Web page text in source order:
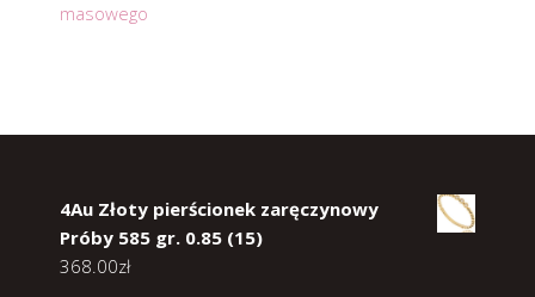
masowego
4Au Złoty pierścionek zaręczynowy
Próby 585 gr. 0.85 (15)
368.00zł